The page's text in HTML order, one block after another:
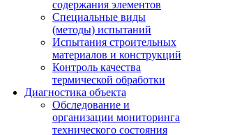
содержания элементов
Специальные виды
(методы) испытаний
Испытания строительных
материалов и конструкций
Контроль качества
термической обработки
Диагностика объекта
Обследование и
организации мониторинга
технического состояния